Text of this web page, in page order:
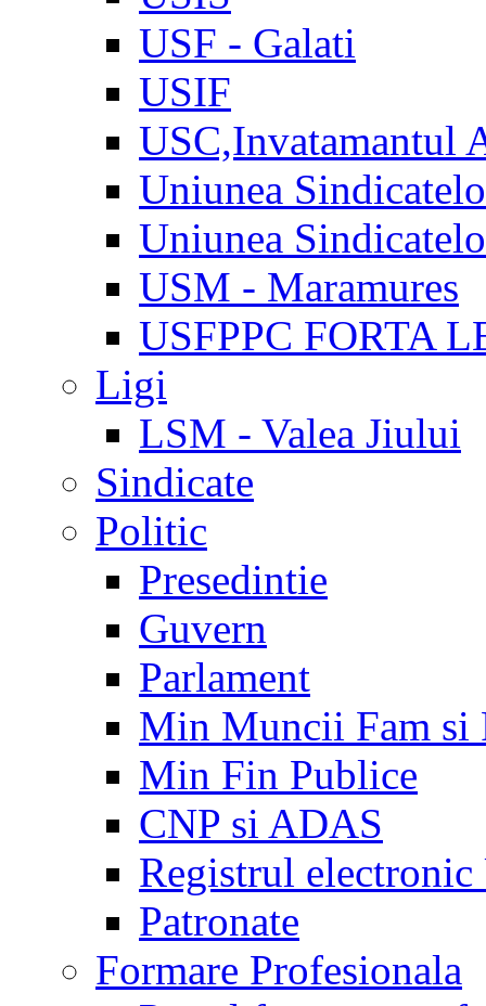
USF - Galati
USIF
USC,Invatamantul
Uniunea
Uniunea
USM - Maramures
USFPPC FORTA
Ligi
LSM - Valea Jiului
Sindicate
Politic
Presedintie
Guvern
Parlament
Min Muncii Fam si
Min Fin Publice
CNP si ADAS
Registrul electronic
Patronate
Formare Profesionala